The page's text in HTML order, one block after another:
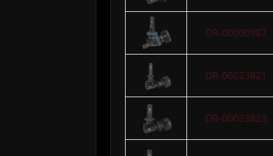
DR-00000987
DR-00023821
DR-00023823